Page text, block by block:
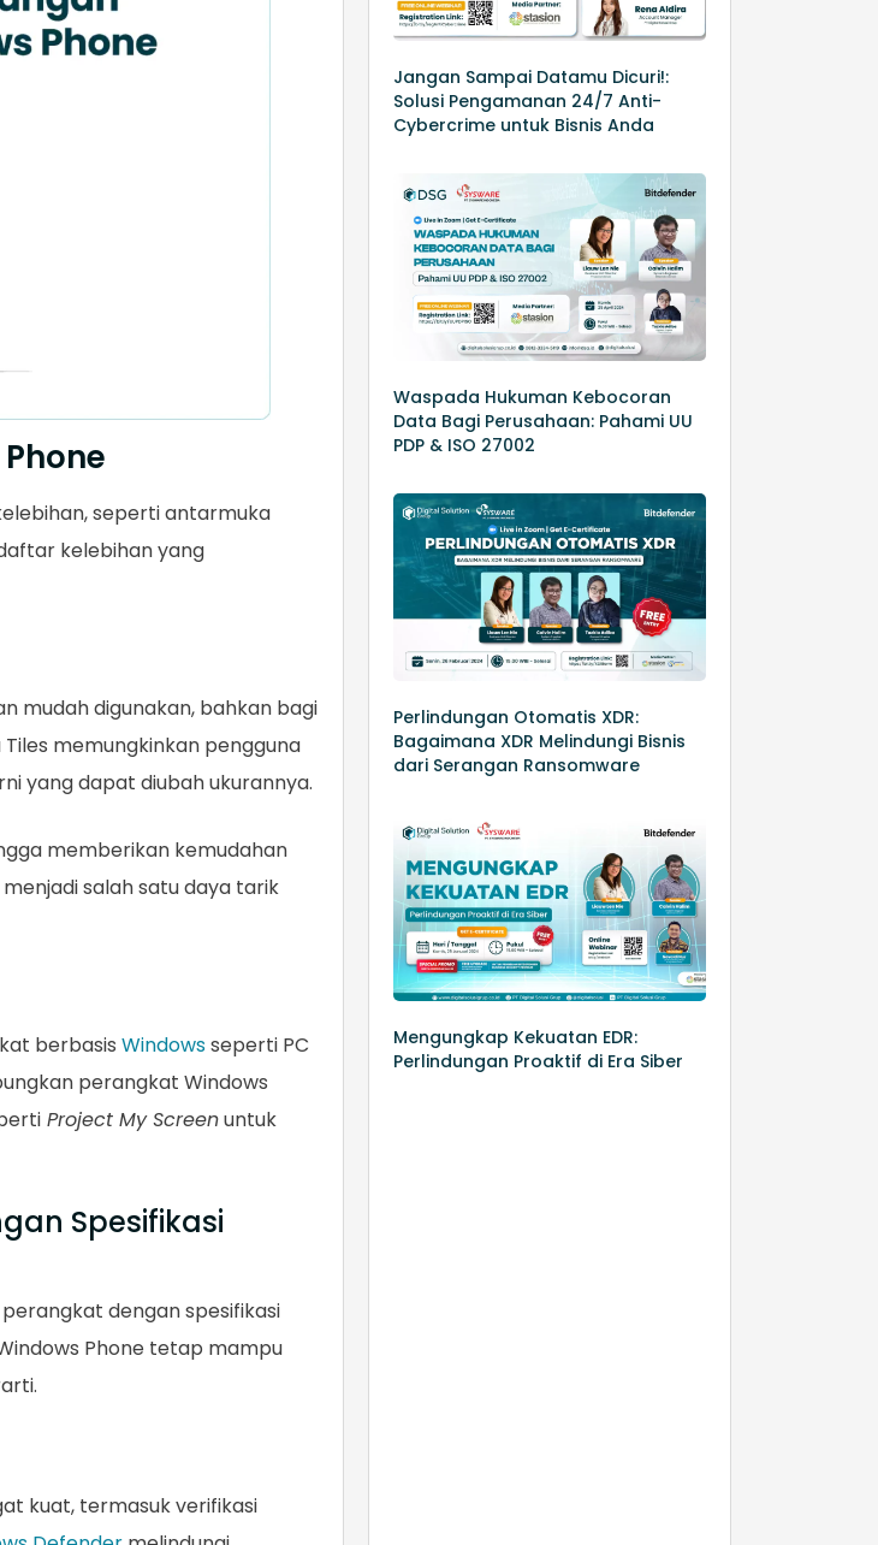
seperti antarmuka
kelebihan yang
mudah digunakan, bahkan bagi
memungkinkan pengguna
yang dapat diubah ukurannya.
memberikan kemudahan
salah satu daya tarik
berbasis Windowsseperti PC
perangkat Windows
Project My Screenuntuk
Spesifikasi
dengan spesifikasi
Phone tetap mampu
kuat, termasuk verifikasi
Jangan Sampai Datamu Dicuri!:
Solusi Pengamanan 24/7 Anti-
Cybercrime untuk Bisnis Anda
Waspada Hukuman Kebocoran
Data Bagi Perusahaan: Pahami UU
PDP & ISO 27002
Perlindungan Otomatis XDR:
Bagaimana XDR Melindungi Bisnis
dari Serangan Ransomware
Mengungkap Kekuatan EDR:
Perlindungan Proaktif di Era Siber